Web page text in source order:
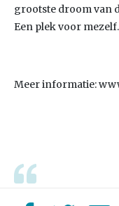
grootste droom van
Een plek voor
Meer informatie: